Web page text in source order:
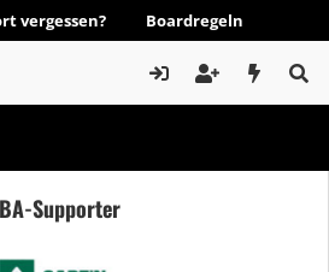
vergessen? Boardregeln
BA-Supporter